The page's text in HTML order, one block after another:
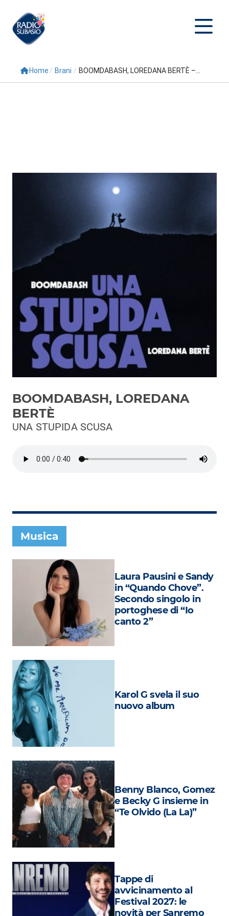
Cerca
Programmi
3xTe
Playlist
Novità
Subasio Playlist
Web Radio
Radio Subasio
Radio Subasio +
Radio Subasio Disco Club
Subasio Collection
Foto
Speciali
Oroscopo
Radio Subasio Music Club
Sanremo 2026
News
Cultura
Attualità
Costume
Extra
Home / Brani / BOOMDABASH, LOREDANA BERTÈ –...
BOOMDABASH, LOREDANA
BERTÈ
UNA STUPIDA SCUSA
Musica
Laura Pausini e Sandy
in “Quando Chove”.
Secondo singolo in
portoghese di “Io
canto 2”
Karol G svela il suo
nuovo album
Benny Blanco, Gomez
e Becky G insieme in
“Te Olvido (La La)”
Tappe di
avvicinamento al
Festival 2027: le
novità per Sanremo